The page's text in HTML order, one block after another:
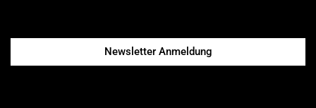
Newsletter Anmeldung